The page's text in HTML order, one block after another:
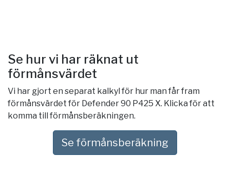
Se hur vi har räknat ut
förmånsvärdet
Vi har gjort en separat kalkyl för hur man får fram
förmånsvärdet för Defender 90 P425 X. Klicka för att
komma till förmånsberäkningen.
Se förmånsberäkning